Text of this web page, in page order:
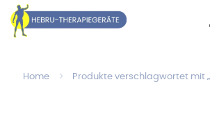
Home Produkte verschlagwortet mit